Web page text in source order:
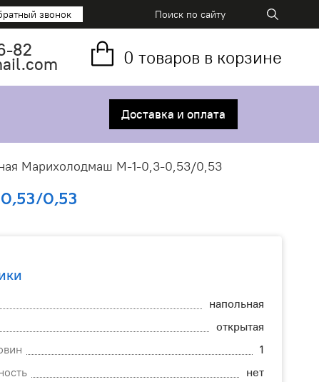
звонок
82 0 товаров в корзине
Доставка и оплата
Марихолодмаш М-1-0,3-0,53/0,53
0,53
напольная
открытая
1
нет